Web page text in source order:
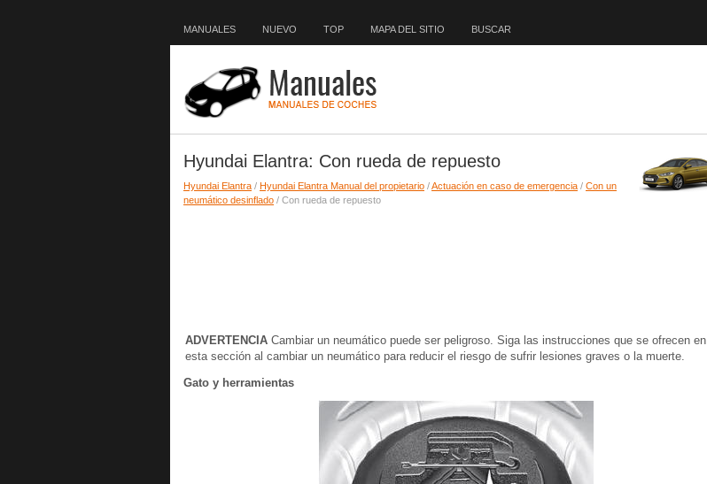
MANUALES NUEVO TOP MAPA DEL SITIO BUSCAR
Hyundai Elantra: Con rueda de repuesto
Hyundai Elantra / Hyundai Elantra Manual del propietario /Actuación en caso de emergencia / Con un
neumático desinflado / Con rueda de repuesto
ADVERTENCIA Cambiar un neumático puede ser peligroso. Siga las instrucciones que se ofrecen en
esta sección al cambiar un neumático para reducir el riesgo de sufrir lesiones graves o la muerte.
Gato y herramientas